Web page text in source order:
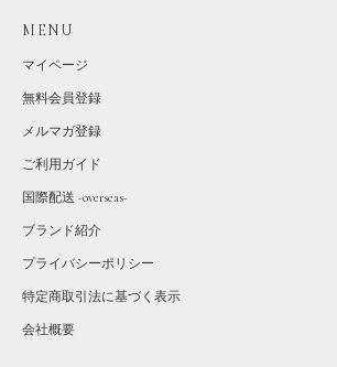
MENU
マイページ
無料会員登録
メルマガ登録
ご利用ガイド
国際配送 -overseas-
ブランド紹介
プライバシーポリシー
特定商取引法に基づく表示
会社概要